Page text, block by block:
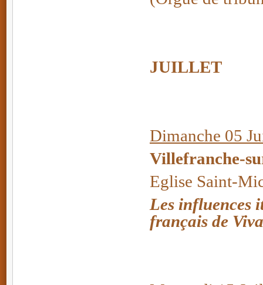
JUILLET
Dimanche 05
Villefranche-
Eglise Saint-
Les influences
français de